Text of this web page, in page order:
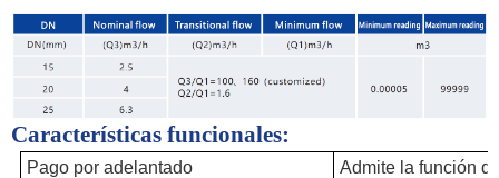
Características funcionales:
Pago por adelantado
Admite la función